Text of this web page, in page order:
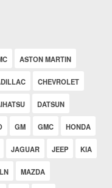
ASTON MARTIN
CHEVROLET
DATSUN
GM GMC HONDA
JAGUAR JEEP KIA
MAZDA